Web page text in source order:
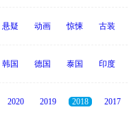
悬疑 动画 惊悚 古装
韩国 德国 泰国 印度
2020 2019 2018 2017